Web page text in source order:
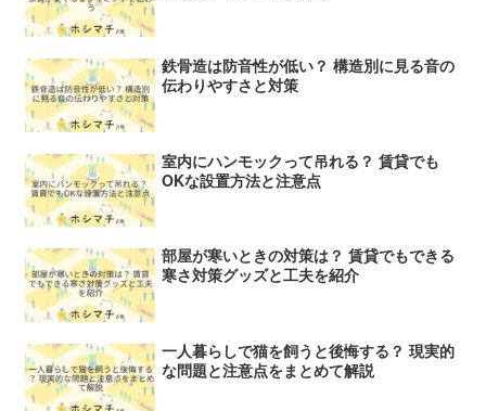
鉄骨造は防音性が低い？ 構造別に見る音の
伝わりやすさと対策
室内にハンモックって吊れる？ 賃貸でも
OKな設置方法と注意点
部屋が寒いときの対策は？ 賃貸でもできる
寒さ対策グッズと工夫を紹介
一人暮らしで猫を飼うと後悔する？ 現実的
な問題と注意点をまとめて解説